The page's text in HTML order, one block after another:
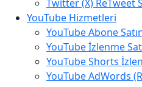
Twitter (X) ReTweet
YouTube Hizmetleri
YouTube Abone
YouTube İzlenme
YouTube Shorts
YouTube AdWords